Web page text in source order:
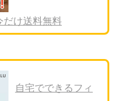
だけ送料無料
自宅でできるフィ